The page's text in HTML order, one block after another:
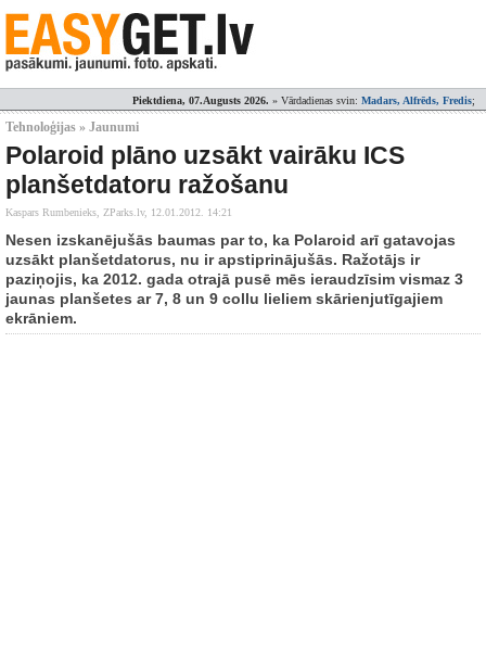
Piektdiena, 07.Augusts 2026. » Vārdadienas svin: Madars, Alfrēds, Fredis;
Tehnoloģijas » Jaunumi
Polaroid plāno uzsākt vairāku ICS
planšetdatoru ražošanu
Kaspars Rumbenieks, ZParks.lv, 12.01.2012. 14:21
Nesen izskanējušās baumas par to, ka Polaroid arī gatavojas
uzsākt planšetdatorus, nu ir apstiprinājušās. Ražotājs ir
paziņojis, ka 2012. gada otrajā pusē mēs ieraudzīsim vismaz 3
jaunas planšetes ar 7, 8 un 9 collu lieliem skārienjutīgajiem
ekrāniem.